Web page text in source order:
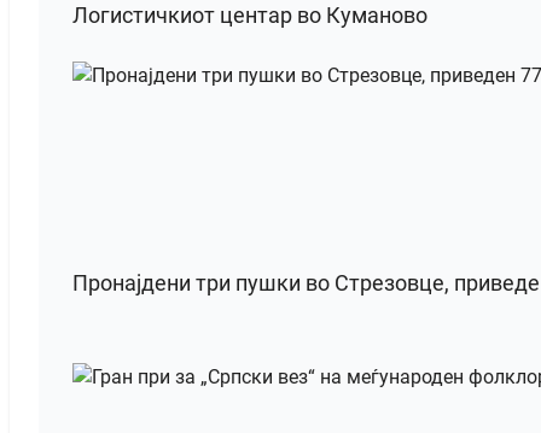
Логистичкиот центар во Куманово
Пронајдени три пушки во Стрезовце,